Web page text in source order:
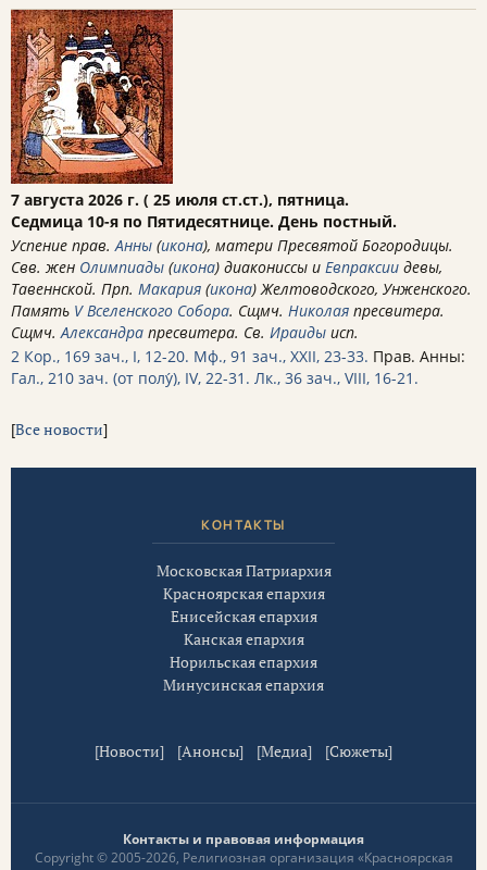
7 августа 2026 г. ( 25 июля ст.ст.), пятница.
Седмица 10-я по Пятидесятнице. День постный.
Успение прав. Анны (икона), матери Пресвятой Богородицы.
Свв. жен Олимпиады (икона) диакониссы и Евпраксии девы,
Тавеннской. Прп. Макария (икона) Желтоводского, Унженского.
Память V Вселенского Собора. Сщмч. Николая пресвитера.
Сщмч. Александра пресвитера. Св. Ираиды исп.
2 Кор., 169 зач., I, 12-20. Мф., 91 зач., XXII, 23-33. Прав. Анны:
Гал., 210 зач. (от полу́), IV, 22-31. Лк., 36 зач., VIII, 16-21.
[Все новости]
КОНТАКТЫ
Московская Патриархия
Красноярская епархия
Енисейская епархия
Канская епархия
Норильская епархия
Минусинская епархия
[Новости] [Анонсы] [Медиа] [Сюжеты]
Контакты и правовая информация
Copyright © 2005-2026, Религиозная организация «Красноярская